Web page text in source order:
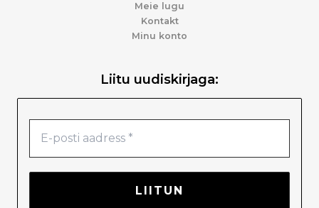
Meie lugu
Kontakt
Minu konto
Liitu uudiskirjaga: